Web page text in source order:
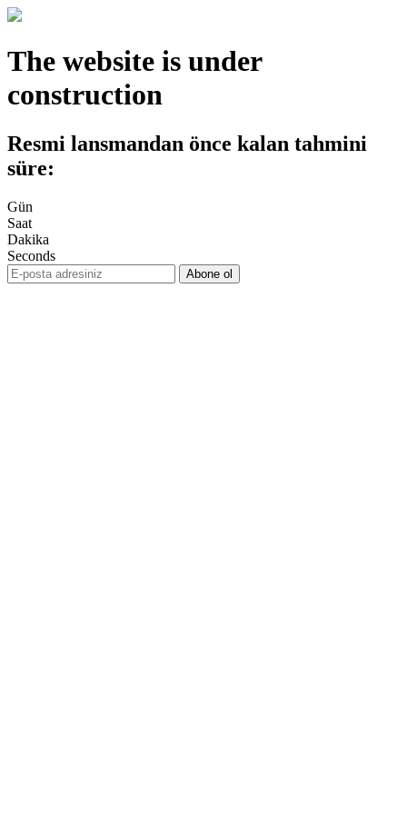
The website is under
construction
Resmi lansmandan önce kalan tahmini
süre:
Gün
Saat
Dakika
Seconds